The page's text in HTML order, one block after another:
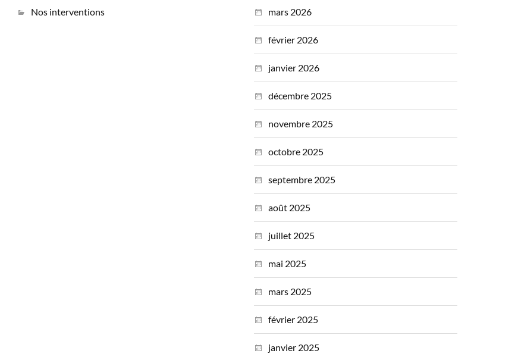
Nos interventions mars 2026
février 2026
janvier 2026
décembre 2025
novembre 2025
octobre 2025
septembre 2025
août 2025
juillet 2025
mai 2025
mars 2025
février 2025
janvier 2025